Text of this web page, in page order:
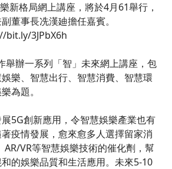
新格局網上講座，將於4月61舉行，
董事長冼漢廸擔任嘉賓。
bit.ly/3JPbX6h
舉辦一系列「智」未來網上講座，包
樂、智慧出行、智慧消費、智慧環
為題。
5G創新應用，令智慧娛樂產業也有
疫情發展，愈來愈多人選擇留家消
AR/VR等智慧娛樂技術的催化劑，幫
的娛樂品質和生活應用。未來5-10